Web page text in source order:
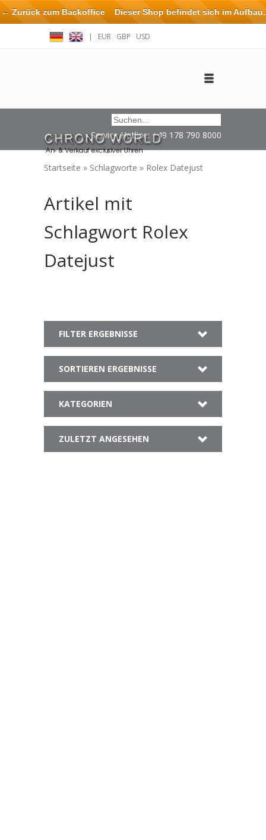
| EUR GBP USD
Service Hotline: +49 178 790 8000
Startseite » Schlagworte » Rolex Datejust
Artikel mit
Schlagwort Rolex
Datejust
FILTER ERGEBNISSE
SORTIEREN ERGEBNISSE
KATEGORIEN
ZULETZT ANGESEHEN
← Zurück zum BackofficeDieser Shop befindet sich im Aufbau.
Eventuell können nicht alle Bestellungen eingehalten oder erfüllt